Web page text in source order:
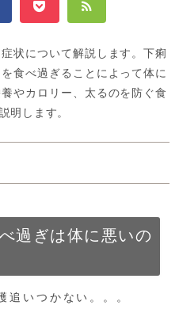
状について解説します。下痢
食べ過ぎることによって体に
やカロリー、太るのを防ぐ食
明します。
悪いのか知りたい！
量
意しよう！
過ぎは体に悪いの
追いつかない。。。